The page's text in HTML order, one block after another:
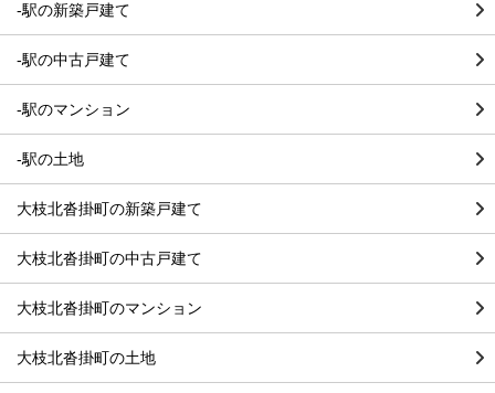
-駅の新築戸建て
-駅の中古戸建て
-駅のマンション
-駅の土地
大枝北沓掛町の新築戸建て
大枝北沓掛町の中古戸建て
大枝北沓掛町のマンション
大枝北沓掛町の土地